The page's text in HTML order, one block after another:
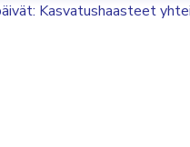
Kasvatushaasteet